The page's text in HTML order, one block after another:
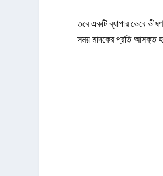
তবে একটি ব্যাপার ভেবে
সময় মাদকের প্রতি আসক্ত